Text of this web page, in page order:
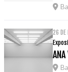
26 DE